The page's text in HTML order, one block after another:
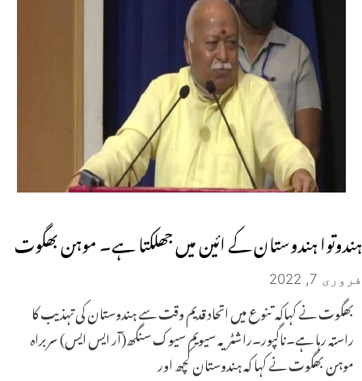
ہندوتوا ہندوستان کے ائین میں جھلکتا ہے۔ موہن بھگوت
فروری 7, 2022
بھگوت نے کہاکہ تنوع میں اتحاد قدیم وقت سے ہندوستان کی تہذیب کا
راستہ رہا ہے۔ناگپور۔راشٹریہ سیویم سیوک سنگھ(آر ایس ایس) سربراہ
موہن بھگوت نے کہا کہ ہندوستان کچھ اور